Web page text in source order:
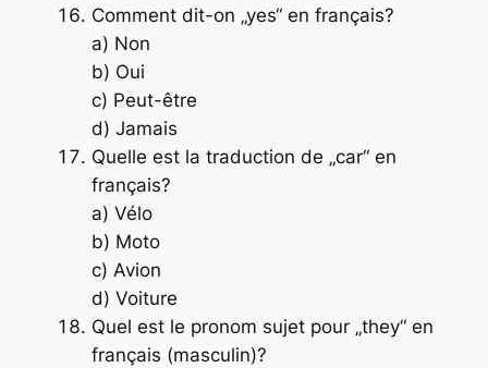
Comment dit-on „yes“ en français?
a) Non
b) Oui
c) Peut-être
d) Jamais
Quelle est la traduction de „car“ en
français?
a) Vélo
b) Moto
c) Avion
d) Voiture
Quel est le pronom sujet pour „they“ en
français (masculin)?